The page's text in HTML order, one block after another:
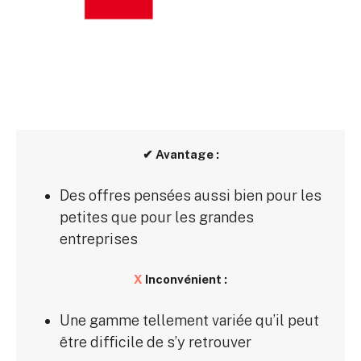
✔ Avantage :
Des offres pensées aussi bien pour les
petites que pour les grandes
entreprises
X Inconvénient :
Une gamme tellement variée qu’il peut
être difficile de s’y retrouver